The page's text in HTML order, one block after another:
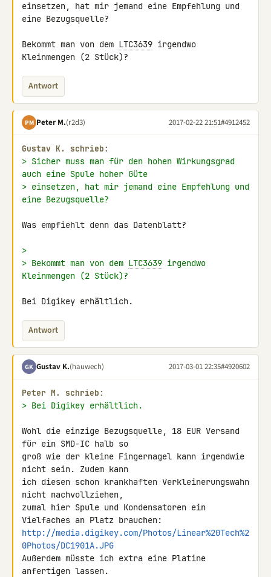
einsetzen, hat mir jemand eine Empfehlung und
eine Bezugsquelle?
Bekommt man von dem LTC3639 irgendwo
Kleinmengen (2 Stück)?
Antwort
PM Peter M.(r2d3) 2017-02-22 21:51#4912452
Gustav K. schrieb:
> Sicher muss man für den hohen Wirkungsgrad
auch eine Spule hoher Güte
> einsetzen, hat mir jemand eine Empfehlung und
eine Bezugsquelle?
Was empfiehlt denn das Datenblatt?
>
> Bekommt man von dem LTC3639 irgendwo
Kleinmengen (2 Stück)?
Bei Digikey erhältlich.
Antwort
GK Gustav K.(hauwech) 2017-03-01 22:35#4920602
Peter M. schrieb:
> Bei Digikey erhältlich.
Wohl die einzige Bezugsquelle, 18 EUR Versand
für ein SMD-IC halb so
groß wie der kleine Fingernagel kann irgendwie
nicht sein. Zudem kann
ich diesen schon krankhaften Verkleinerungswahn
nicht nachvollziehen,
zumal hier Spule und Kondensatoren ein
http://media.digikey.com/Photos/Linear%20Tech%2
0Photos/DC1901A.JPG
Außerdem müsste ich extra eine Platine
anfertigen lassen.